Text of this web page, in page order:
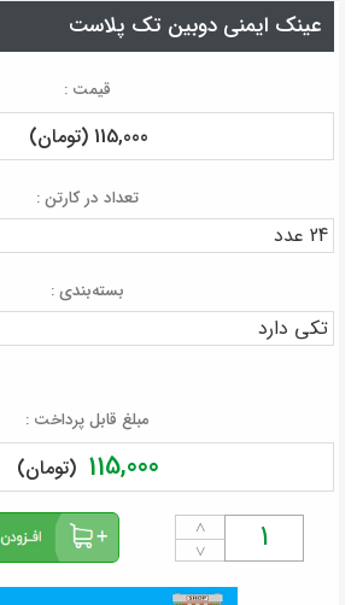
عینک ایمنی دوبین تک پلاست
قیمت :
115,000 (تومان)
تعداد در کارتن :
بسته‌بندی :
مبلغ قابل پرداخت :
115,000 (تومان)
˄
˅